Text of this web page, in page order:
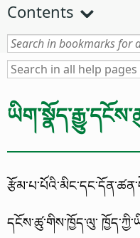
Contents
དངོས་ཚུ་གིས་ཁྱོད་ལུ་